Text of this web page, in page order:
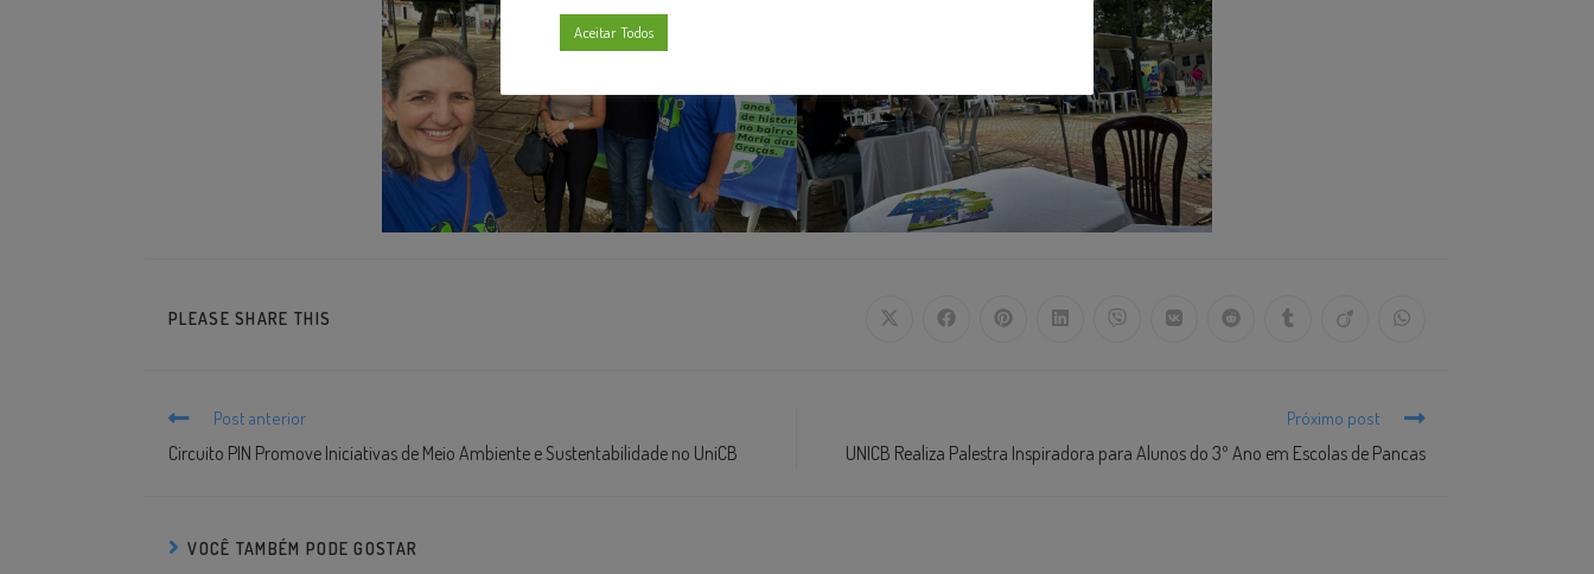
PLEASE SHARE THIS
Post anterior
Circuito PIN Promove Iniciativas de Meio Ambiente e Sustentabilidade no UniCB
Próximo post
UNICB Realiza Palestra Inspiradora para Alunos do 3º Ano em Escolas de Pancas
VOCÊ TAMBÉM PODE GOSTAR
Aceitar Todos